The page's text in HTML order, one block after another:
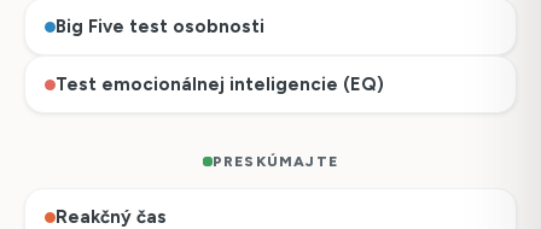
Big Five test osobnosti
Test emocionálnej inteligencie (EQ)
PRESKÚMAJTE
Reakčný čas